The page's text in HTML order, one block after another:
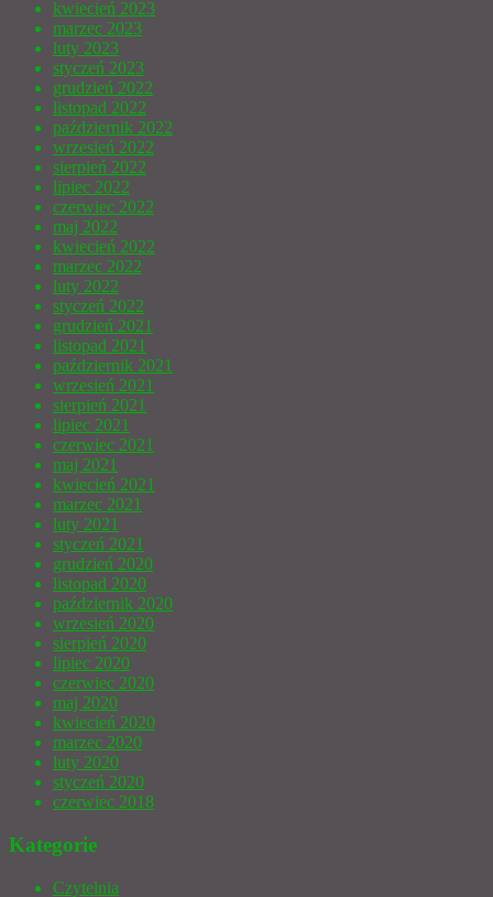
kwiecień 2023
marzec 2023
luty 2023
styczeń 2023
grudzień 2022
listopad 2022
październik 2022
wrzesień 2022
sierpień 2022
lipiec 2022
czerwiec 2022
maj 2022
kwiecień 2022
marzec 2022
luty 2022
styczeń 2022
grudzień 2021
listopad 2021
październik 2021
wrzesień 2021
sierpień 2021
lipiec 2021
czerwiec 2021
maj 2021
kwiecień 2021
marzec 2021
luty 2021
styczeń 2021
grudzień 2020
listopad 2020
październik 2020
wrzesień 2020
sierpień 2020
lipiec 2020
czerwiec 2020
maj 2020
kwiecień 2020
marzec 2020
luty 2020
styczeń 2020
czerwiec 2018
Kategorie
Czytelnia